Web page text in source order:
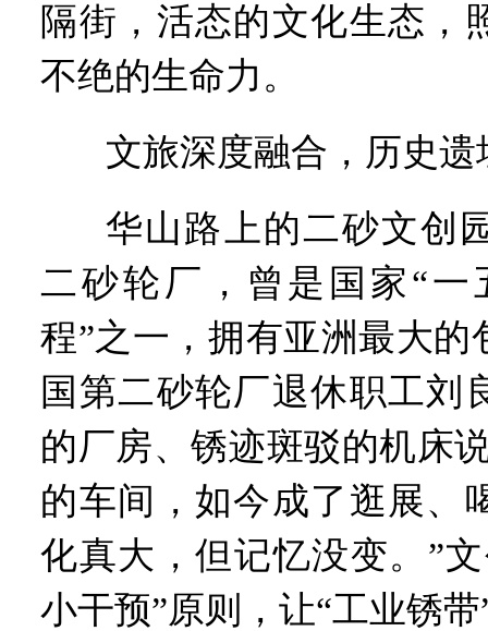
隔街，活态的文化生态，
不绝的生命力。
文旅深度融合，历史
华山路上的二砂文创
二砂轮厂，曾是国家“一
程”之一，拥有亚洲最大的
国第二砂轮厂退休职工刘
的厂房、锈迹斑驳的机床
的车间，如今成了逛展、
化真大，但记忆没变。”
小干预”原则，让“工业锈